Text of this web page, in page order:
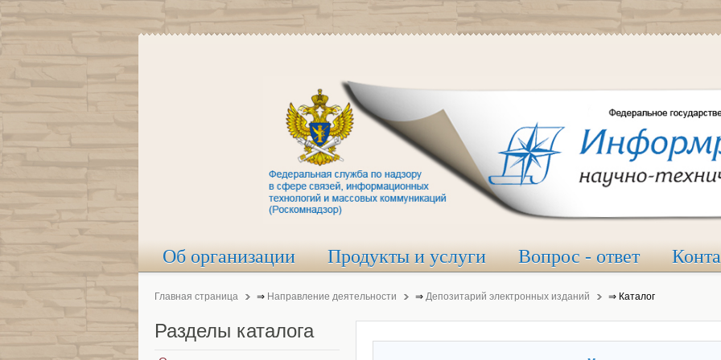
Об организации Продукты и услуги Вопрос - ответ
Главная страница ⇒ Направление деятельности ⇒ Депозитарий электронных изданий ⇒ Каталог
Разделы каталога